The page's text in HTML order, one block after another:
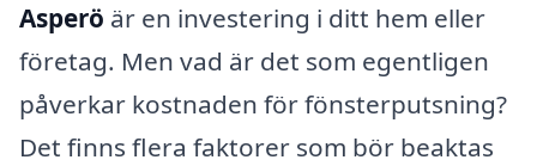
Asperö är en investering i ditt hem eller
företag. Men vad är det som egentligen
påverkar kostnaden för fönsterputsning?
Det finns flera faktorer som bör beaktas